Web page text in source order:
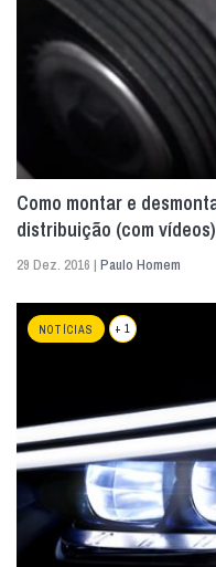
Como montar e
distribuição (com vídeos)
29 Dez. 2016 | Paulo Homem
NOTÍCIAS + 1